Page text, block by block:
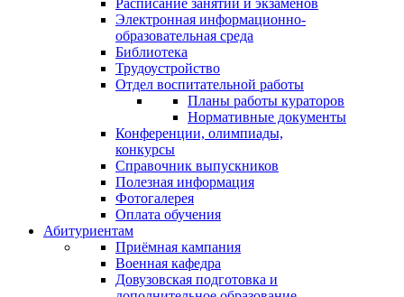
Расписание занятий и экзаменов
Электронная информационно-
образовательная среда
Библиотека
Трудоустройство
Отдел воспитательной работы
Планы работы кураторов
Нормативные документы
Конференции, олимпиады,
конкурсы
Справочник выпускников
Полезная информация
Фотогалерея
Оплата обучения
Абитуриентам
Приёмная кампания
Военная кафедра
Довузовская подготовка и